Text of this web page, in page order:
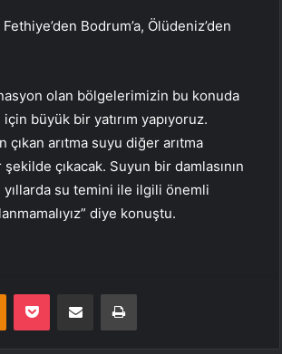
Bodrum’a, Ölüdeniz’den
olan bölgelerimizin bu konuda
büyük bir yatırım yapıyoruz.
çıkan arıtma suyu diğer arıtma
çıkacak. Suyun bir damlasının
su temini ile ilgili önemli
diye konuştu.
Odnoklassniki
Pocket E-Posta ile paylaş Yazdır